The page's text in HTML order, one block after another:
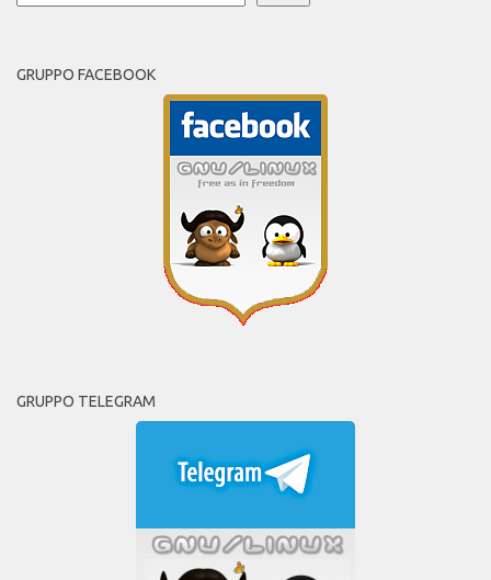
GRUPPO FACEBOOK
GRUPPO TELEGRAM